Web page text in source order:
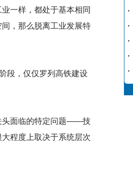
一样，都处于基本相同
，那么脱离工业发展特
段，仅仅罗列高铁建设
头面临的特定问题——技
程度上取决于系统层次